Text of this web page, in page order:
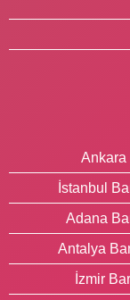
Ankara
İstanbul
Adana
Antalya
İzmir